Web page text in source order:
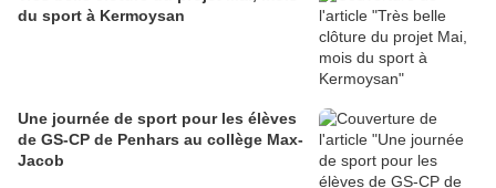
du sport à Kermoysan
Une journée de sport pour les élèves
de GS-CP de Penhars au collège Max-
Jacob